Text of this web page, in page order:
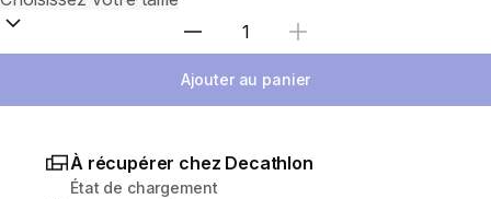
Sélectionnez la quantité
Ajouter au panier
À récupérer chez Decathlon
État de chargement